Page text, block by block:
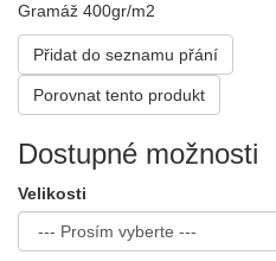
Gramáž 400gr/m2
Přidat do seznamu přání
Porovnat tento produkt
Dostupné možnosti
Velikosti